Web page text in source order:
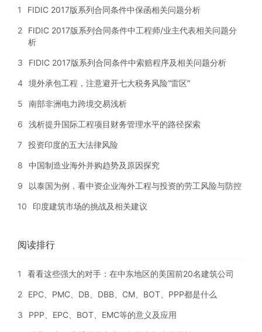
1 FIDIC 2017版系列合同条件中保函相关问题分析
2
FIDIC 2017版系列合同条件中工程师/业主代表相关问题分
析
3 FIDIC 2017版系列合同条件中索赔程序及相关问题分析
4 境外承包工程，注意避开七大税务风险“雷区”
5 南部非洲电力跨境交易浅析
6 浅析提升国际工程项目财务管理水平的路径探索
7 投资印度的五大法律风险
8 中国制造业海外并购趋势及原因探究
9 以泰国为例，看中资企业海外工程与投资的劳工风险与防控
10 印度建筑市场的挑战及相关建议
阅读排行
1 看看这些强大的对手：在中东地区的美国前20名建筑公司
2 EPC、PMC、DB、DBB、CM、BOT、PPP都是什么
3 PPP、EPC、BOT、EMC等的意义及应用